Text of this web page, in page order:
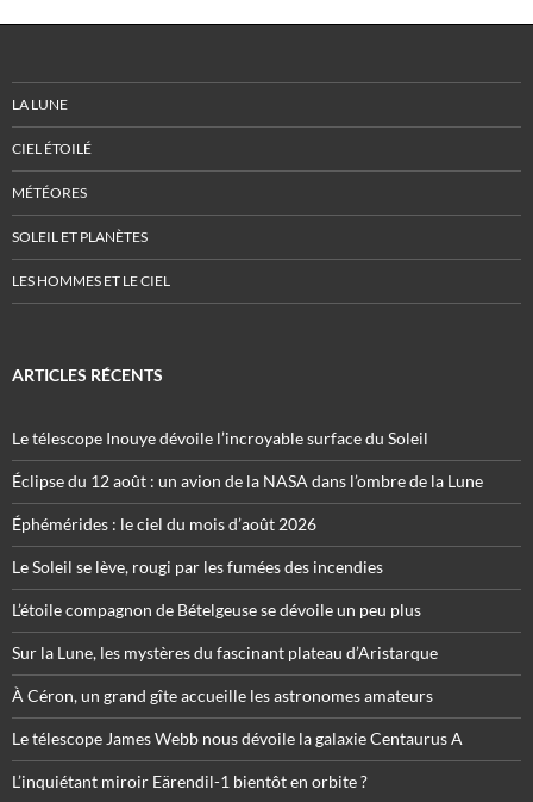
LA LUNE
CIEL ÉTOILÉ
MÉTÉORES
SOLEIL ET PLANÈTES
LES HOMMES ET LE CIEL
ARTICLES RÉCENTS
Le télescope Inouye dévoile l’incroyable surface du Soleil
Éclipse du 12 août : un avion de la NASA dans l’ombre de la Lune
Éphémérides : le ciel du mois d’août 2026
Le Soleil se lève, rougi par les fumées des incendies
L’étoile compagnon de Bételgeuse se dévoile un peu plus
Sur la Lune, les mystères du fascinant plateau d’Aristarque
À Céron, un grand gîte accueille les astronomes amateurs
Le télescope James Webb nous dévoile la galaxie Centaurus A
L’inquiétant miroir Eärendil-1 bientôt en orbite ?